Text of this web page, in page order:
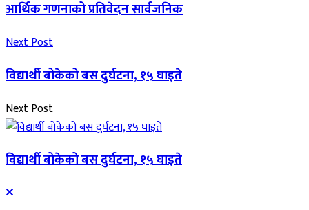
आर्थिक गणनाको प्रतिवेदन सार्वजनिक
Next Post
विद्यार्थी बोकेको बस दुर्घटना, १५ घाइते
Next Post
विद्यार्थी बोकेको बस दुर्घटना, १५ घाइते